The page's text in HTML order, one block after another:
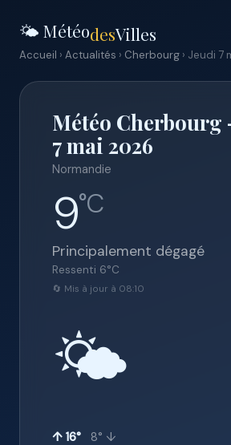
🌤️ MétéodesVilles
Accueil › Actualités › Cherbourg › Jeudi 7
Météo Cherbourg
7 mai 2026
Normandie
9°C
Principalement dégagé
Ressenti 6°C
🔄 Mis à jour à 08:10
🌤️
↑ 16° 8° ↓